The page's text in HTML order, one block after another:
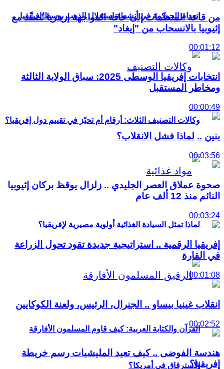
انعدام الحوكمة في أنشطة استغلال الذهب بوسط إفريقيا
وكالات التصنيف الثلاث: أرقام أم تحيّز في تقييم دول إفريقيا؟
لماذا تمثل السيادة الغذائية أولوية مصيرية لإفريقيا؟
القرآن والكتابة العربية: كيف قاوم المسلمون الأفارقة
الاسترقاق في أمريكا؟
من قاعة المنظمات إلى حافة المواجهة إريتريا تُصعِّد مع
إثيوبيا بالانسحاب من "إيغاد"
00:01:12
انتخابات إفريقيا الوسطى 2025: سباق الولاية الثالثة
ومخاطر المستقبل
00:00:49
بنين .. لماذا فشل الانقلاب؟
00:03:56
صحوة عملاق العصر الجليدي .. زلزال يوقظ بركان إثيوبيا
النائم منذ 12 ألف عام
00:03:24
إفريقيا الرقمية .. استراتيجية جديدة تقود تحول الزراعة
في القارة
00:01:08
انقلاب غينيا بيساو .. الجنرال، الرئيس، ولعنة الكوكايين
00:02:52
هندسة الفوضى .. كيف تعيد المليشيات رسم خريطة
إفريقيا؟